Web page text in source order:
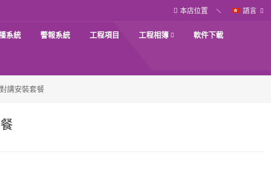
本店位置 語言
系統 警報系統 工程項目 工程相簿 軟件下載
講安裝套餐